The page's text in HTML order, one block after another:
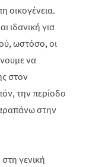
οικογένεια.
ιδανική για
ωστόσο, οι
να
στον
την περίοδο
στην
γενική